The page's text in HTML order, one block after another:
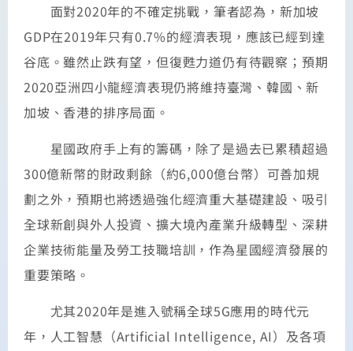
面對2020年的不確定挑戰，筆者認為，新加坡
GDP在2019年只有0.7%的經濟表現，應該已經到達
谷底。雖然止跌有望，但復甦力道仍有待觀察；預期
2020亞洲四小龍經濟表現仍將維持臺灣、韓國、新
加坡、香港的排序局面。
星國政府手上有的籌碼，除了是過去已累積超過
300億新幣的財政剩餘（約6,000億台幣）可善加規
劃之外，預期也將透過強化經濟重大基礎建設、吸引
全球新創與外人投資、擴大境內產業升級轉型、深耕
企業技術能量及勞工技職培訓，作為星國經濟發展的
重要策略。
尤其2020年是進入號稱全球5G應用的時代元
年，人工智慧（Artificial Intelligence, AI）及各項